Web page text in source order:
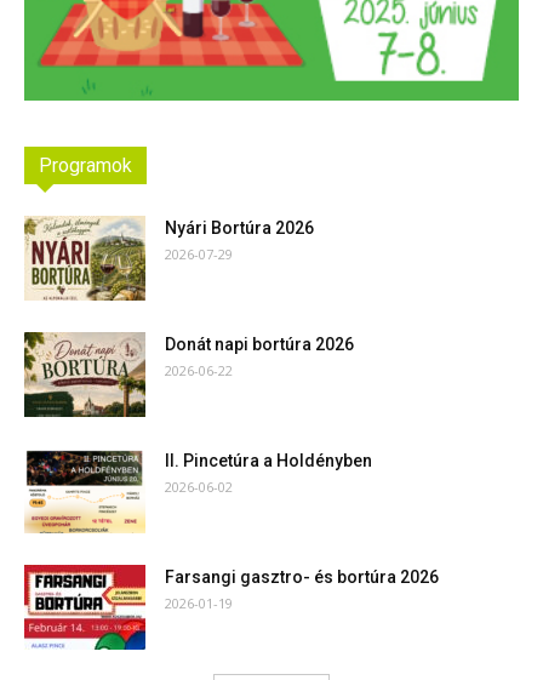
Programok
Nyári Bortúra 2026
2026-07-29
Donát napi bortúra 2026
2026-06-22
II. Pincetúra a Holdényben
2026-06-02
Farsangi gasztro- és bortúra 2026
2026-01-19